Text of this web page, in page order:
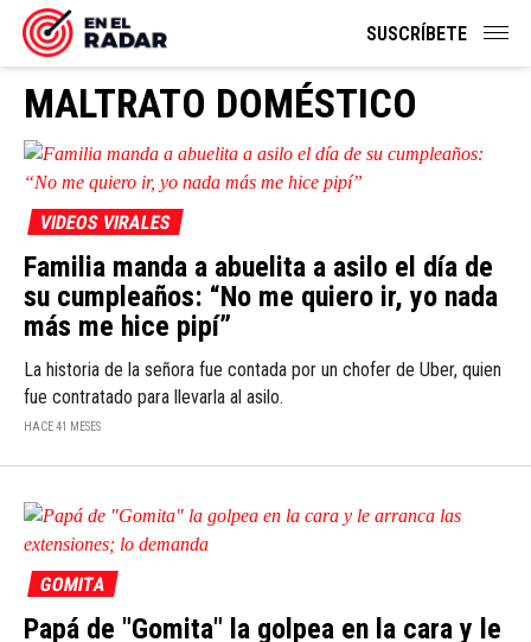
SUSCRÍBETE
MALTRATO DOMÉSTICO
VIDEOS VIRALES
Familia manda a abuelita a asilo el día de
su cumpleaños: “No me quiero ir, yo nada
más me hice pipí”
La historia de la señora fue contada por un chofer de Uber, quien
fue contratado para llevarla al asilo.
HACE 41 MESES
GOMITA
Papá de "Gomita" la golpea en la cara y le